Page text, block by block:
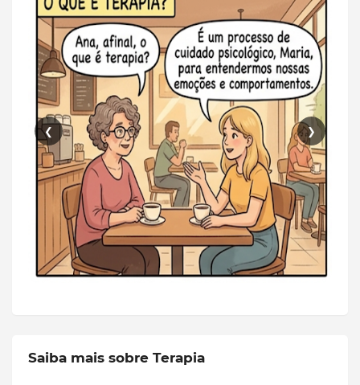
❮ ❯
Saiba mais sobre Terapia